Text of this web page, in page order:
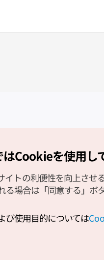
All Rights Reserved.
Cookieを使用し
トの利便性を向上させ
る場合は「同意する」ボ
び使用目的については